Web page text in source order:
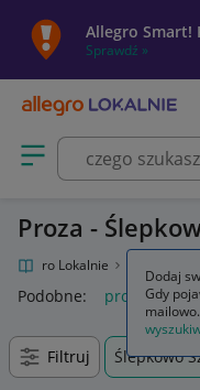
Allegro Smart!
Sprawdź »
Otwórz menu z
Proza -
Allegro Lokalnie
Podobne: proza
Filtruj Ślepkowo
Dodaj
Gdy